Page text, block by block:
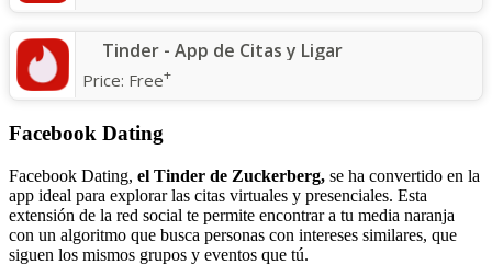
Tinder - App de Citas y Ligar
Price: Free+
Facebook Dating
Facebook Dating, el Tinder de Zuckerberg, se ha convertido en la
app ideal para explorar las citas virtuales y presenciales. Esta
extensión de la red social te permite encontrar a tu media naranja
con un algoritmo que busca personas con intereses similares, que
siguen los mismos grupos y eventos que tú.